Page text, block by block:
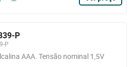
P
P
AAA. Tensão nominal 1,5V